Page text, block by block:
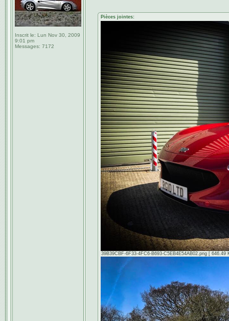
Inscrit le: Lun Nov 30, 2009
9:01 pm
Messages: 7172
Pièces jointes:
39B39CBF-6F33-4FC6-B693-C5EB4E54AB02.png [ 646.49